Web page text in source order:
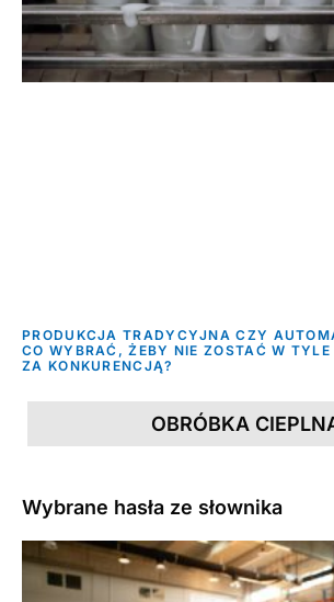
PRODUKCJA TRADYCYJNA CZY
CO WYBRAĆ, ŻEBY NIE ZOSTAĆ W TYLE
ZA KONKURENCJĄ?
OBRÓBKA
Wybrane hasła ze słownika